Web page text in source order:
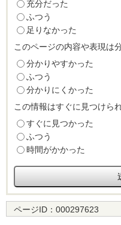
充分だった
ふつう
足りなかった
このページの内容や表現は
分かりやすかった
ふつう
分かりにくかった
この情報はすぐに見つけら
すぐに見つかった
ふつう
時間がかかった
ページID： 000297623